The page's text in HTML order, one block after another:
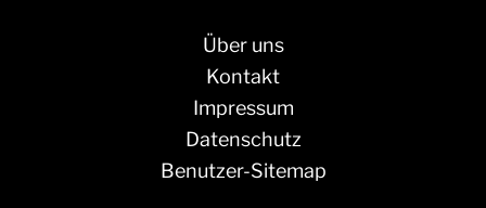
Über uns
Kontakt
Impressum
Datenschutz
Benutzer-Sitemap